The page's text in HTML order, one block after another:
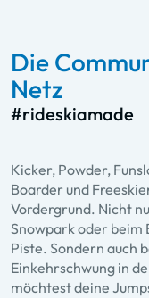
Die
Netz
#rideskiamade
Kicker, Powder,
Boarder und
Vordergrund. Nicht
Snowpark oder beim
Piste. Sondern auch
Einkehrschwung in
möchtest deine